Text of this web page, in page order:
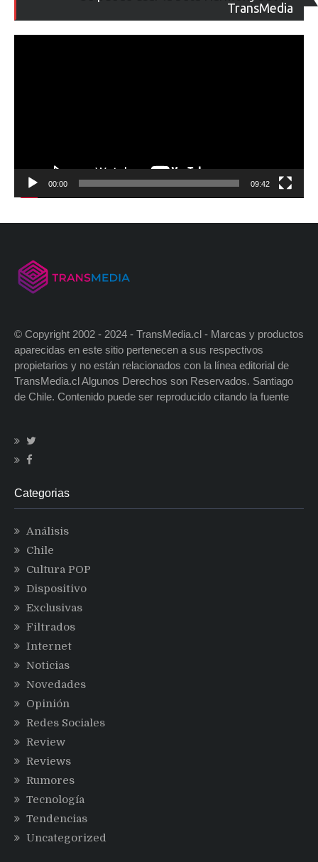
TransMedia
de
00:00 09:42
© Copyright 2002 - 2024 - TransMedia.cl - Marcas y productos
aparecidas en este sitio pertenecen a sus respectivos
propietarios y no están relacionados con la línea editorial de
TransMedia.cl Algunos Derechos son Reservados. Santiago
de Chile. Contenido puede ser reproducido citando la fuente
Categorias
Análisis
Chile
Cultura POP
Dispositivo
Exclusivas
Filtrados
Internet
Noticias
Novedades
Opinión
Redes Sociales
Review
Reviews
Rumores
Tecnología
Tendencias
Uncategorized